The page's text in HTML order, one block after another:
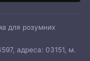
для розумних
адреса: 03151, м.